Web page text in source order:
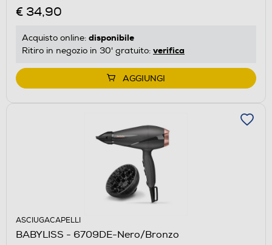
€ 34,90
Acquisto online: disponibile
Ritiro in negozio in 30' gratuito: verifica
AGGIUNGI
ASCIUGACAPELLI
BABYLISS - 6709DE-Nero/Bronzo